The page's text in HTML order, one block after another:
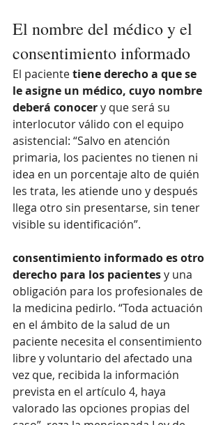
El nombre del médico y el
consentimiento informado
El paciente tiene derecho a que se
le asigne un médico, cuyo nombre
deberá conocer y que será su
interlocutor válido con el equipo
asistencial: “Salvo en atención
primaria, los pacientes no tienen ni
idea en un porcentaje alto de quién
les trata, les atiende uno y después
llega otro sin presentarse, sin tener
visible su identificación”.
consentimiento informado es otro
derecho para los pacientes y una
obligación para los profesionales de
la medicina pedirlo. “Toda actuación
en el ámbito de la salud de un
paciente necesita el consentimiento
libre y voluntario del afectado una
vez que, recibida la información
prevista en el artículo 4, haya
valorado las opciones propias del